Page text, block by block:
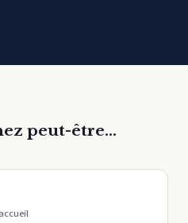
peut-être…